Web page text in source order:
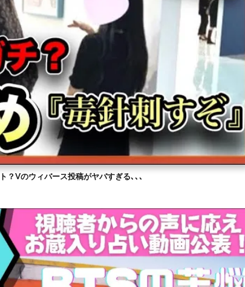
？Vのウィバース投稿がヤバすぎる､､､